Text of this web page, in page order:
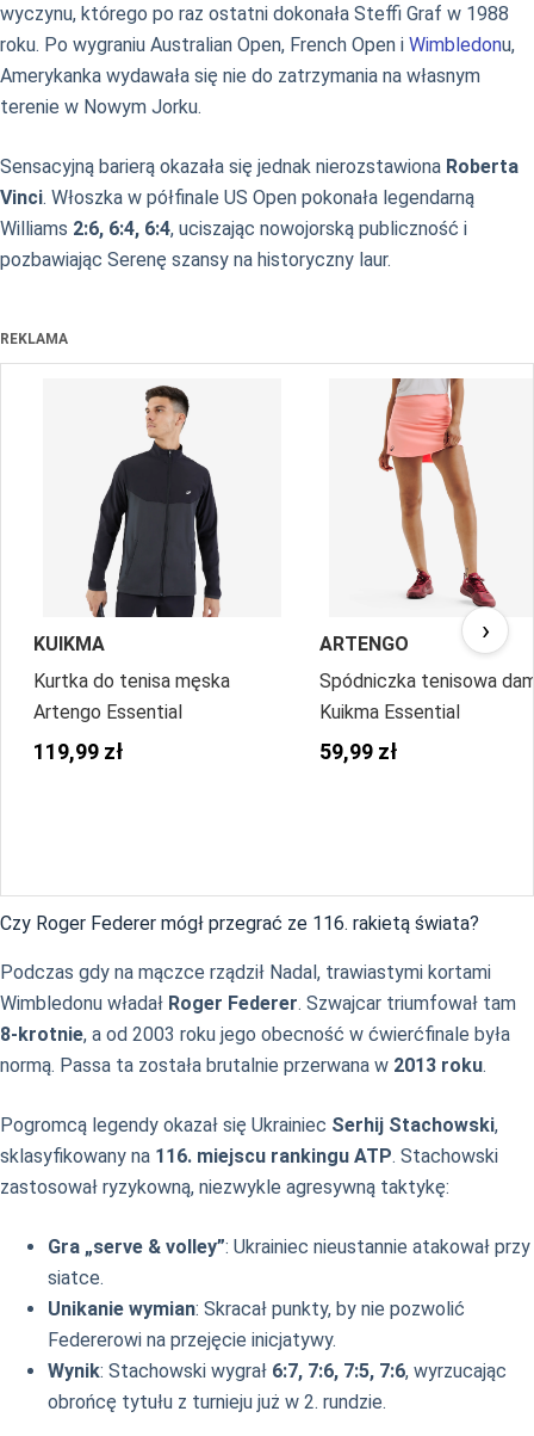
wyczynu, którego po raz ostatni dokonała Steffi Graf w 1988
roku. Po wygraniu Australian Open, French Open i Wimbledonu,
Amerykanka wydawała się nie do zatrzymania na własnym
terenie w Nowym Jorku.
Sensacyjną barierą okazała się jednak nierozstawiona Roberta
Vinci. Włoszka w półfinale US Open pokonała legendarną
Williams 2:6, 6:4, 6:4, uciszając nowojorską publiczność i
pozbawiając Serenę szansy na historyczny laur.
REKLAMA
KUIKMA
Kurtka do tenisa męska
Artengo Essential
119,99 zł
ARTENGO
Spódniczka tenisowa
Kuikma Essential
59,99 zł
›
Czy Roger Federer mógł przegrać ze 116. rakietą świata?
Podczas gdy na mączce rządził Nadal, trawiastymi kortami
Wimbledonu władał Roger Federer. Szwajcar triumfował tam
8-krotnie, a od 2003 roku jego obecność w ćwierćfinale była
normą. Passa ta została brutalnie przerwana w 2013 roku.
Pogromcą legendy okazał się Ukrainiec Serhij Stachowski,
sklasyfikowany na 116. miejscu rankingu ATP. Stachowski
zastosował ryzykowną, niezwykle agresywną taktykę:
Gra „serve & volley”: Ukrainiec nieustannie atakował przy
siatce.
Unikanie wymian: Skracał punkty, by nie pozwolić
Federerowi na przejęcie inicjatywy.
Wynik: Stachowski wygrał 6:7, 7:6, 7:5, 7:6, wyrzucając
obrońcę tytułu z turnieju już w 2. rundzie.